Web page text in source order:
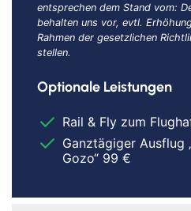
entsprechen dem Stand vom:
behalten uns vor, evtl.
Rahmen der gesetzlichen
stellen.
Optionale Leistungen
Rail & Fly zum
Ganztägiger Ausflug
Gozo“ 99 €